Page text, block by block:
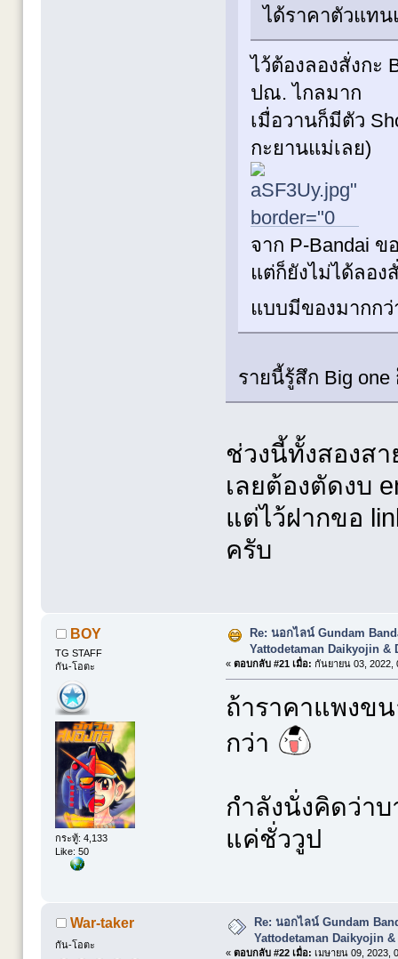
ได้ราคาตัวแทน
ไว้ต้องลองสั่งกะ
ปณ. ไกลมาก
เมื่อวานก็มีตัว
กะยานแม่เลย)
จาก P-Bandai ข
แต่ก็ยังไม่ได้ลอง
แบบมีของมากก
รายนี้รู้สึก Big one
ช่วงนี้ทั้งสองส
เลยต้องตัดงบ
แต่ไว้ฝากขอ
ครับ
BOY
TG STAFF
กัน-โอตะ
กระทู้: 4,133
Like: 50
Re: นอกไลน์ Gundam
Yattodetaman Daikyojin &
« ตอบกลับ #21 เมื่อ: กันยายน 03, 2022,
ถ้าราคาแพงข
กว่า
กำลังนั่งคิดว่าบ
แค่ชั่ววูป
War-taker
กัน-โอตะ
Re: นอกไลน์ Gundam
Yattodetaman Daikyojin &
« ตอบกลับ #22 เมื่อ: เมษายน 09, 2023,